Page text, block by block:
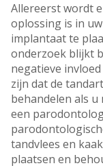
Allereerst wordt
oplossing is in
implantaat te
onderzoek blijkt
negatieve
zijn dat de
behandelen als
een
tandvlees en
plaatsen en